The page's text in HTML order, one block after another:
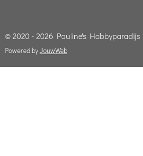
© 2020 - 2026 Pauline's Hobbyparadijs
Powered byJouwWeb